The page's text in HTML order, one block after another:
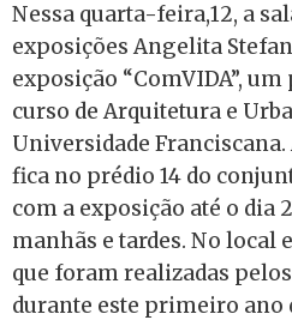
Nessa quarta-feira,12, a
exposições Angelita
exposição “ComVIDA”,
curso de Arquitetura e
Universidade Franciscana.
fica no prédio 14 do
com a exposição até o dia
manhãs e tardes. No local
que foram realizadas
durante este primeiro ano